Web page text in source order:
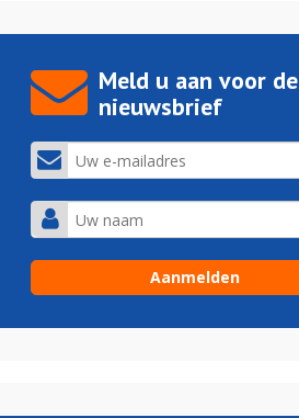
Meld u aan voor de
nieuwsbrief